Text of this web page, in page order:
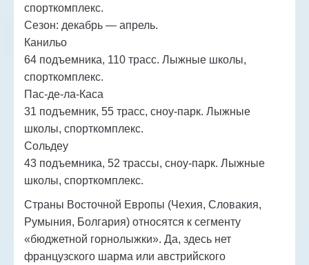
спорткомплекс.
Сезон: декабрь — апрель.
Канильо
64 подъемника, 110 трасс. Лыжные школы,
спорткомплекс.
Пас-де-ла-Каса
31 подъемник, 55 трасс, сноу-парк. Лыжные
школы, спорткомплекс.
Сольдеу
43 подъемника, 52 трассы, сноу-парк. Лыжные
школы, спорткомплекс.
Страны Восточной Европы (Чехия, Словакия,
Румыния, Болгария) относятся к сегменту
«бюджетной горнолыжки». Да, здесь нет
французского шарма или австрийского